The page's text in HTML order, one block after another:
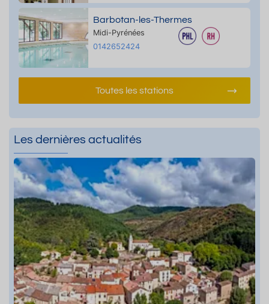
Barbotan-les-Thermes
Midi-Pyrénées
0142652424
Toutes les stations
Les dernières actualités